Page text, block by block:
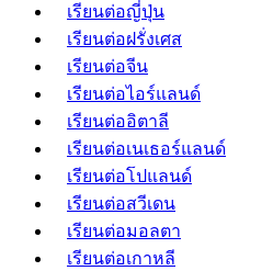
เรียนต่อญี่ปุ่น
เรียนต่อฝรั่งเศส
เรียนต่อจีน
เรียนต่อไอร์แลนด์
เรียนต่ออิตาลี
เรียนต่อเนเธอร์แลนด์
เรียนต่อโปแลนด์
เรียนต่อสวีเดน
เรียนต่อมอลตา
เรียนต่อเกาหลี